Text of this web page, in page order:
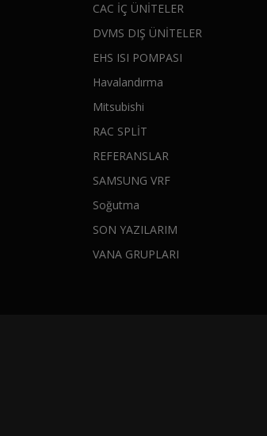
CAC İÇ ÜNİTELER
DVMS DIŞ ÜNİTELER
EHS ISI POMPASI
Havalandırma
Mitsubishi
RAC SPLİT
REFERANSLAR
SAMSUNG VRF
Soğutma
SON YAZILARIM
VANA GRUPLARI